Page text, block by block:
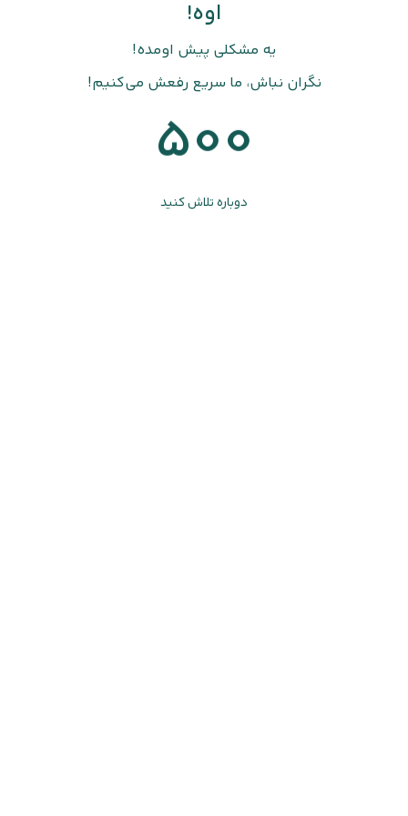
اوه!
یه مشکلی پیش اومده!
نگران نباش، ما سریع رفعش می‌کنیم!
500
دوباره تلاش کنید